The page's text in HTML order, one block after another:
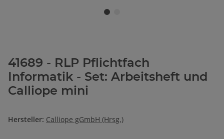
41689 - RLP Pflichtfach
Informatik - Set: Arbeitsheft und
Calliope mini
Hersteller: Calliope gGmbH (Hrsg.)